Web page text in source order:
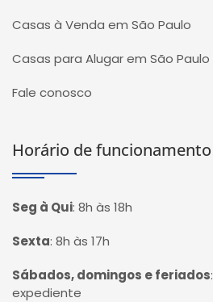
Casas à Venda em São Paulo
Casas para Alugar em São Paulo
Fale conosco
Horário de funcionamento
Seg à Qui: 8h às 18h
Sexta: 8h às 17h
Sábados, domingos e feriados:
expediente